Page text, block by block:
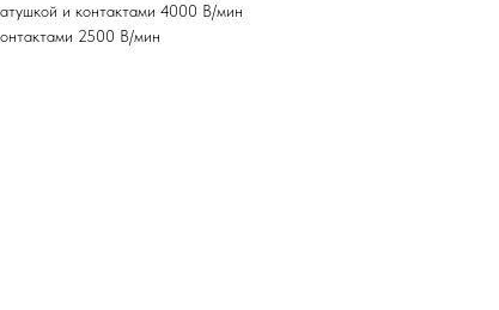
и контактами 4000 В/мин
2500 В/мин